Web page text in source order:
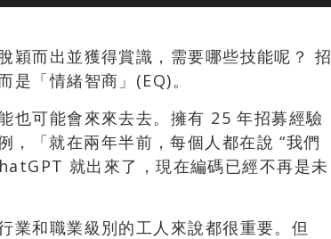
穎而出並獲得賞識，需要哪些技能呢？ 招
是「情緒智商」(EQ)。
也可能會來來去去。擁有 25 年招募經驗
「就在兩年半前，每個人都在說 “我們
就出來了，現在編碼已經不再是未
業和職業級別的工人來說都很重要。但